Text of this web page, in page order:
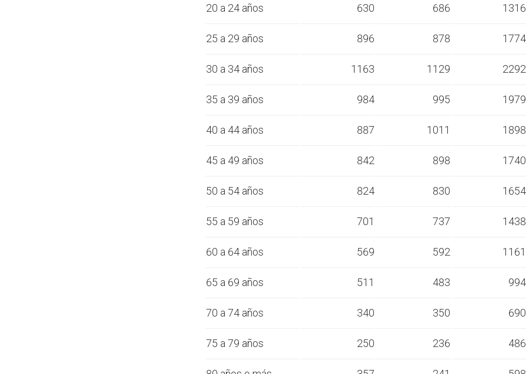
20 a 24 años 630 686 1316
25 a 29 años 896 878 1774
30 a 34 años 1163 1129 2292
35 a 39 años 984 995 1979
40 a 44 años 887 1011 1898
45 a 49 años 842 898 1740
50 a 54 años 824 830 1654
55 a 59 años 701 737 1438
60 a 64 años 569 592 1161
65 a 69 años 511 483 994
70 a 74 años 340 350 690
75 a 79 años 250 236 486